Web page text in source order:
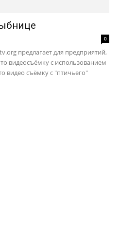
0
предлагает для предприятий,
видеосъёмку с использованием
видео съёмку с "птичьего"